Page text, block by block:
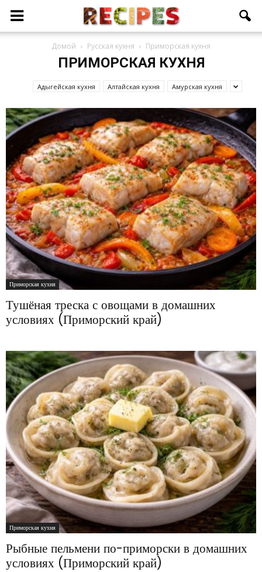
Домой Русская кухня Приморская кухня
ПРИМОРСКАЯ КУХНЯ
Адыгейская кухня Алтайская кухня Амурская кухня
Приморская кухня
Тушёная треска с овощами в домашних
условиях (Приморский край)
Приморская кухня
Рыбные пельмени по-приморски в домашних
условиях (Приморский край)